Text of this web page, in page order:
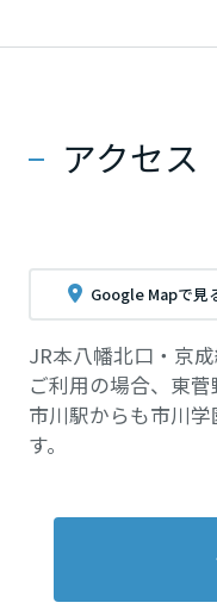
アクセス
Google Mapで見
JR本八幡北口・京
ご利用の場合、東
市川駅からも市川
す。